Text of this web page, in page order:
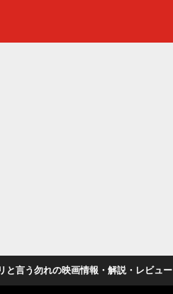
と言う勿れの映画情報・解説・レビュー